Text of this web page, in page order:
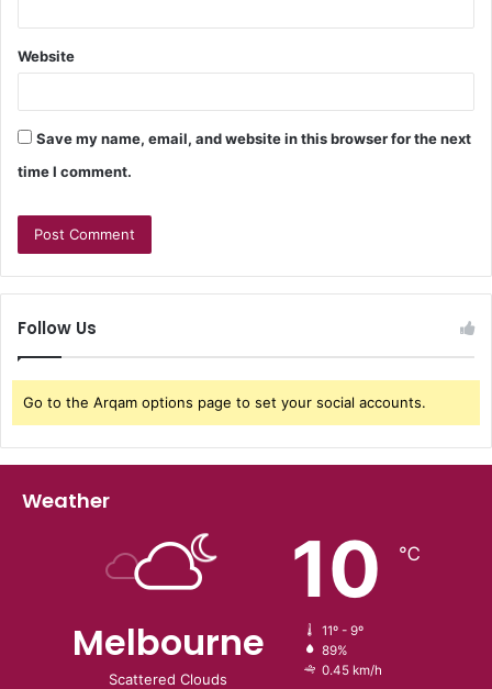
Website
Save my name, email, and website in this browser for the next
time I comment.
Follow Us
Go to the Arqam options page to set your social accounts.
Weather
Melbourne
Scattered Clouds
10 ℃
11º - 9º
89%
0.45 km/h